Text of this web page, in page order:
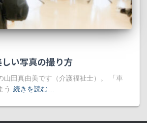
い写真の撮り方
山田真由美です（介護福祉士）。 「車
う 続きを読む…